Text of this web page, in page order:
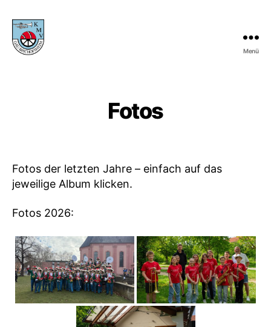
Menü
Fotos
Fotos der letzten Jahre – einfach auf das
jeweilige Album klicken.
Fotos 2026: